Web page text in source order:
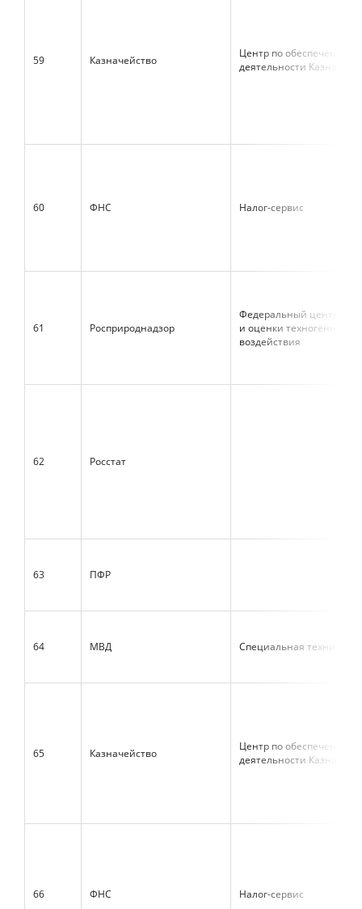
59 Казначейство
Центр по обеспечению
деятельности
60 ФНС Налог-сервис
61 Росприроднадзор
Федеральный центр
и оценки техногенного
воздействия
62 Росстат
63 ПФР
64 МВД Специальная техника и
65 Казначейство
Центр по обеспечению
деятельности
66 ФНС Налог-сервис